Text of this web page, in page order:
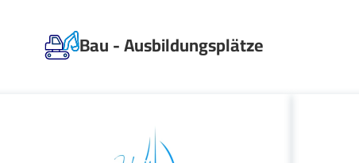
Bau - Ausbildungsplätze